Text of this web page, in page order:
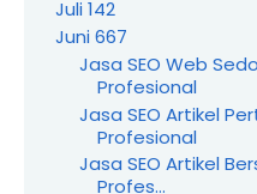
Juli142
Juni667
Jasa SEO Web
Profesional
Jasa SEO Artikel
Profesional
Jasa SEO Artikel
Profes...